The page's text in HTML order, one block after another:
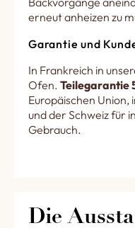
erneut anheizen zu
Garantie und
In Frankreich in
Ofen. Teilegarantie
Europäischen
und der Schweiz für
Gebrauch.
Die